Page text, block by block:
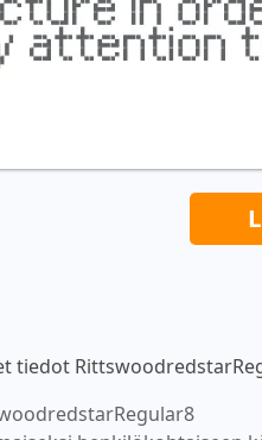
tiedot